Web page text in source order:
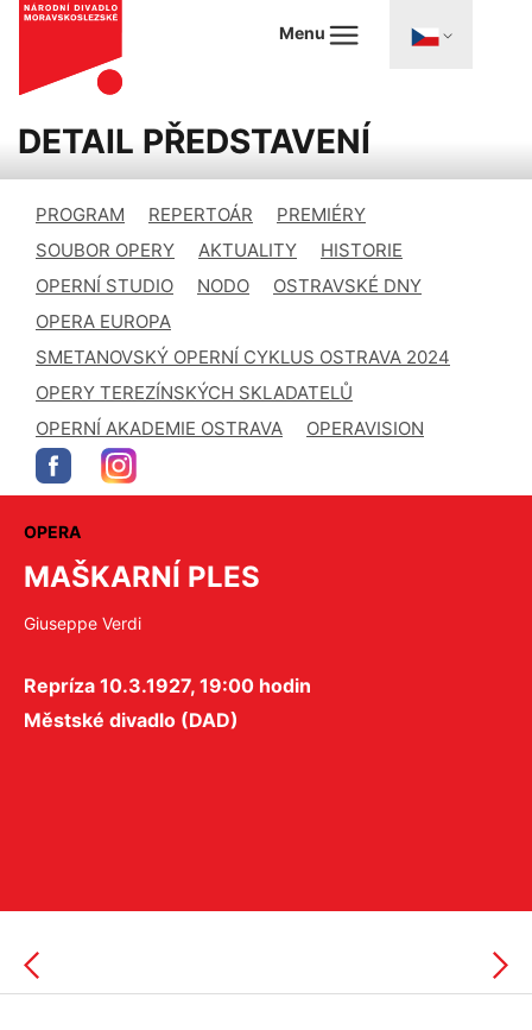
Menu
DETAIL PŘEDSTAVENÍ
PROGRAM REPERTOÁR
PREMIÉRY
SOUBOR OPERY
AKTUALITY
HISTORIE
OPERNÍ STUDIO
NODO
OSTRAVSKÉ DNY
OPERA EUROPA
SMETANOVSKÝ OPERNÍ CYKLUS OSTRAVA 2024
OPERY TEREZÍNSKÝCH SKLADATELŮ
OPERNÍ AKADEMIE OSTRAVA
OPERAVISION
OPERA
MAŠKARNÍ PLES
Giuseppe Verdi
Repríza 10.3.1927, 19:00 hodin
Městské divadlo (DAD)